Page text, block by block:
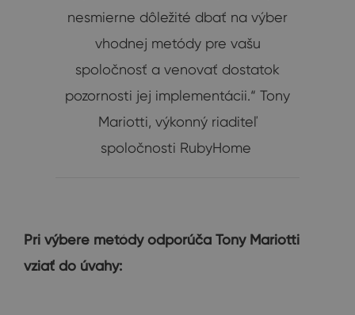
nesmierne dôležité dbať na výber
vhodnej metódy pre vašu
spoločnosť a venovať dostatok
pozornosti jej implementácii.“ Tony
Mariotti, výkonný riaditeľ
spoločnosti RubyHome
Pri výbere metódy odporúča Tony Mariotti
vziať do úvahy: